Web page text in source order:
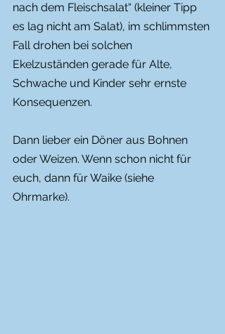
nach dem Fleischsalat“ (kleiner Tipp
es lag nicht am Salat), im schlimmsten
Fall drohen bei solchen
Ekelzuständen gerade für Alte,
Schwache und Kinder sehr ernste
Konsequenzen.
Dann lieber ein Döner aus Bohnen
oder Weizen. Wenn schon nicht für
euch, dann für Waike (siehe
Ohrmarke).